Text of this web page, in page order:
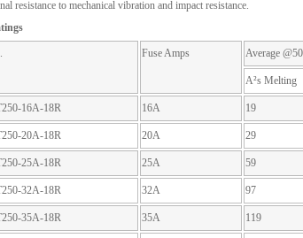
resistance to mechanical vibration and impact resistance.
Fuse Amps Average
A²s Melting
16A-18R 16A 19
20A-18R 20A 29
25A-18R 25A 59
32A-18R 32A 97
35A-18R 35A 119